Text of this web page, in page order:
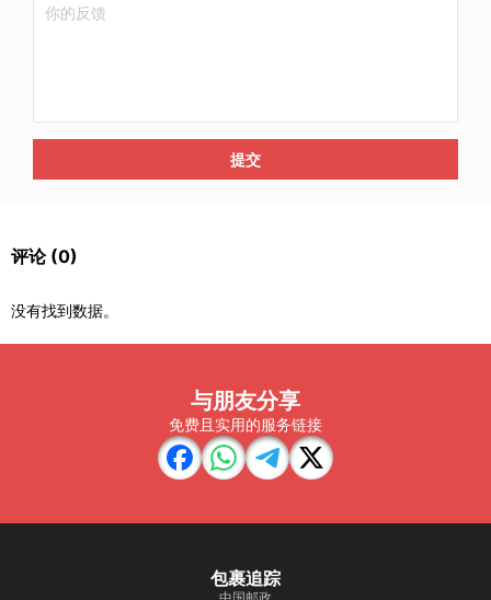
提交
评论 (0)
没有找到数据。
与朋友分享
免费且实用的服务链接
包裹追踪